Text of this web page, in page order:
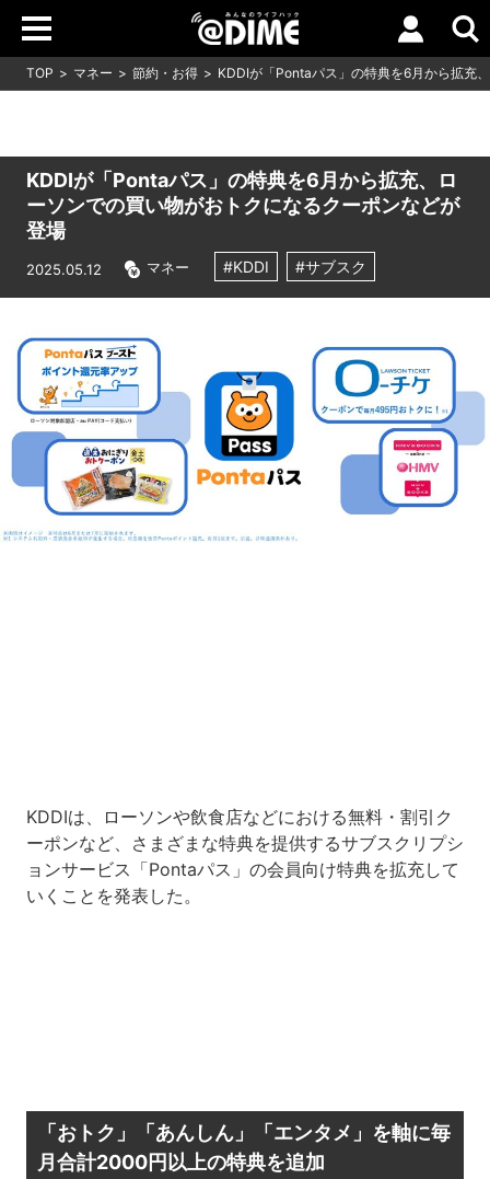
TOP マネー 節約・お得 KDDIが「Pontaパス」の特典を6月から拡充
KDDIが「Pontaパス」の特典を6月から拡充、ロ
ーソンでの買い物がおトクになるクーポンなどが
登場
2025.05.12 マネー #KDDI #サブスク
KDDIは、ローソンや飲食店などにおける無料・割引ク
ーポンなど、さまざまな特典を提供するサブスクリプシ
ョンサービス「Pontaパス」の会員向け特典を拡充して
いくことを発表した。
「おトク」「あんしん」「エンタメ」を軸に毎
月合計2000円以上の特典を追加